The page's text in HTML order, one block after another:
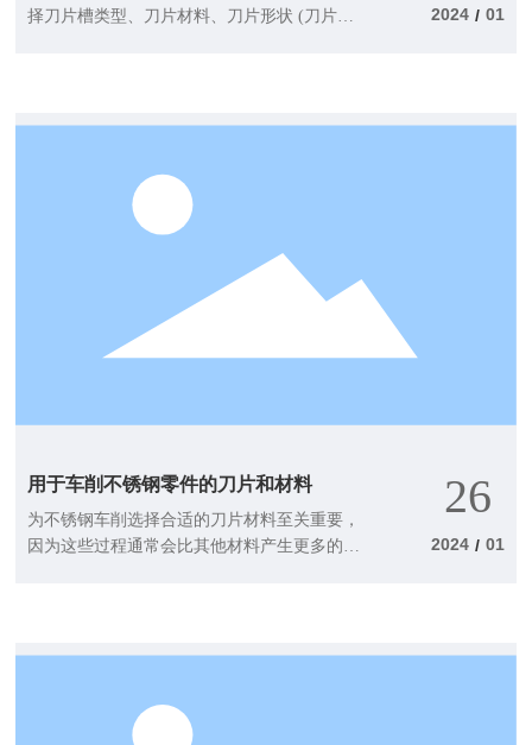
择刀片槽类型、刀片材料、刀片形状 (刀片尖
2024 / 01
用于车削不锈钢零件的刀片和材料
为不锈钢车削选择合适的刀片材料至关重要，
因为这些过程通常会比其他材料产生更多的摩
26
2024 / 01